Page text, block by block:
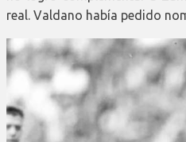
real. Valdano había pedido